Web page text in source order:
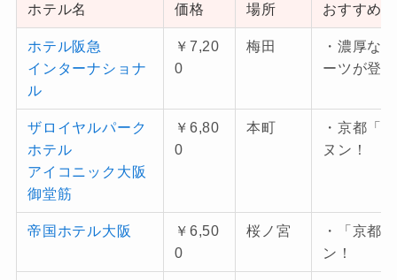
ホテル名 価格 場所 おすすめ
ホテル阪急
インターナショナ
ル
￥7,20
0
梅田
・濃厚な
ーツが登
ザロイヤルパーク
ホテル
アイコニック大阪
御堂筋
￥6,80
0
本町
・京都「
ヌン！
帝国ホテル大阪
￥6,50
0
桜ノ宮
・「京都
ン！